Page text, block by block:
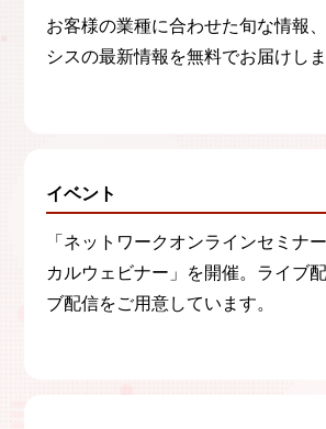
お客様の業種に合わせた旬な情報
シスの最新情報を無料でお届けしま
イベント
「ネットワークオンラインセミナ
カルウェビナー」を開催。ライブ
ブ配信をご用意しています。